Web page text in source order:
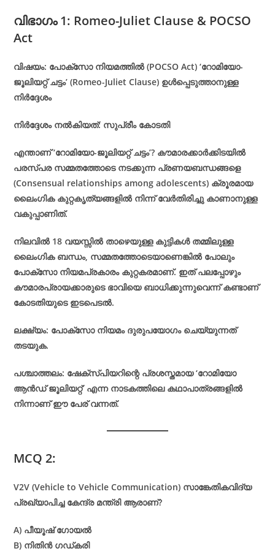
വിഭാഗം 1: Romeo-Juliet Clause & POCSO
Act
വിഷയം: പോക്സോ നിയമത്തിൽ (POCSO Act) ‘റോമിയോ-
ജൂലിയറ്റ് ചട്ടം’ (Romeo-Juliet Clause) ഉൾപ്പെടുത്താനുള്ള
നിർദ്ദേശം
നിർദ്ദേശം നൽകിയത്: സുപ്രീം കോടതി
എന്താണ് ‘റോമിയോ-ജൂലിയറ്റ് ചട്ടം’? കൗമാരക്കാർക്കിടയിൽ
പരസ്പര സമ്മതത്തോടെ നടക്കുന്ന പ്രണയബന്ധങ്ങളെ
(Consensual relationships among adolescents) ക്രൂരമായ
ലൈംഗിക കുറ്റകൃത്യങ്ങളിൽ നിന്ന് വേർതിരിച്ചു കാണാനുള്ള
വകുപ്പാണിത്.
നിലവിൽ 18 വയസ്സിൽ താഴെയുള്ള കുട്ടികൾ തമ്മിലുള്ള
ലൈംഗിക ബന്ധം, സമ്മതത്തോടെയാണെങ്കിൽ പോലും
പോക്സോ നിയമപ്രകാരം കുറ്റകരമാണ്. ഇത് പലപ്പോഴും
കൗമാരപ്രായക്കാരുടെ ഭാവിയെ ബാധിക്കുന്നുവെന്ന് കണ്ടാണ്
കോടതിയുടെ ഇടപെടൽ.
ലക്ഷ്യം: പോക്സോ നിയമം ദുരുപയോഗം ചെയ്യുന്നത്
തടയുക.
പശ്ചാത്തലം: ഷേക്സ്പിയറിന്റെ പ്രശസ്തമായ ‘റോമിയോ
ആൻഡ് ജൂലിയറ്റ്’ എന്ന നാടകത്തിലെ കഥാപാത്രങ്ങളിൽ
നിന്നാണ് ഈ പേര് വന്നത്.
MCQ 2:
V2V (Vehicle to Vehicle Communication) സാങ്കേതികവിദ്യ
പ്രഖ്യാപിച്ച കേന്ദ്ര മന്ത്രി ആരാണ്?
A) പീയൂഷ് ഗോയൽ
B) നിതിൻ ഗഡ്കരി